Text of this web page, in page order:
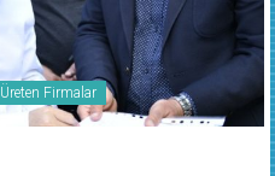
Üreten Firmalar